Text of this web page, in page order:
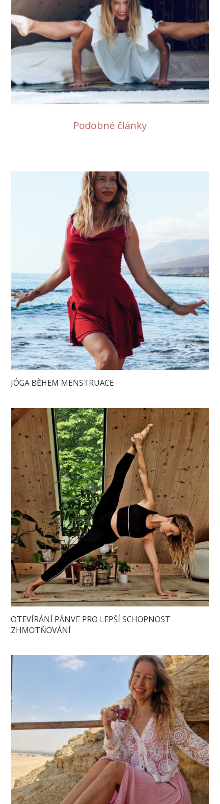
Podobné články
JÓGA BĚHEM MENSTRUACE
OTEVÍRÁNÍ PÁNVE PRO LEPŠÍ SCHOPNOST
ZHMOTŇOVÁNÍ